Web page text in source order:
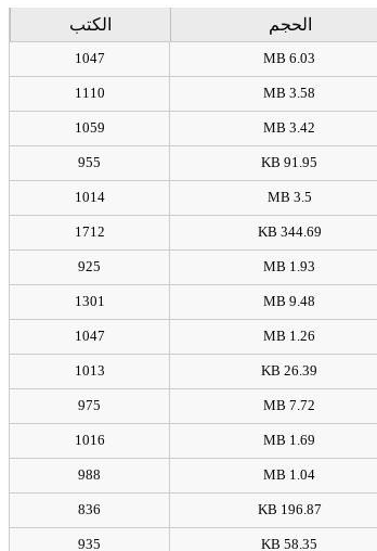
الحجم
الكتب
6.03 MB
1047
3.58 MB
1110
3.42 MB
1059
91.95 KB
955
3.5 MB
1014
344.69 KB
1712
1.93 MB
925
9.48 MB
1301
1.26 MB
1047
26.39 KB
1013
7.72 MB
975
1.69 MB
1016
1.04 MB
988
196.87 KB
836
58.35 KB
935